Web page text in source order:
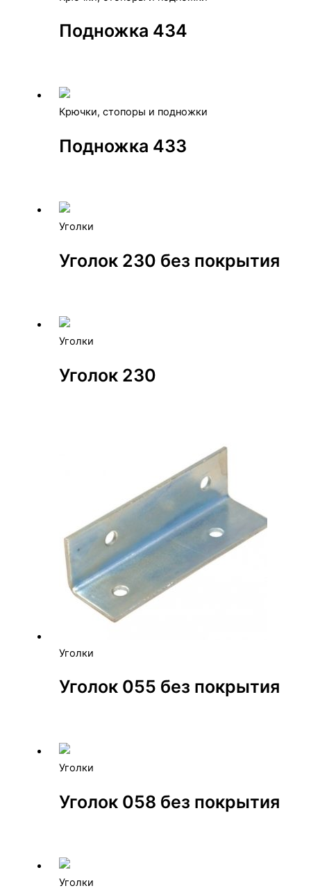
Подножка 434
Крючки, стопоры и подножки
Подножка 433
Уголки
Уголок 230 без покрытия
Уголки
Уголок 230
Уголки
Уголок 055 без покрытия
Уголки
Уголок 058 без покрытия
Уголки